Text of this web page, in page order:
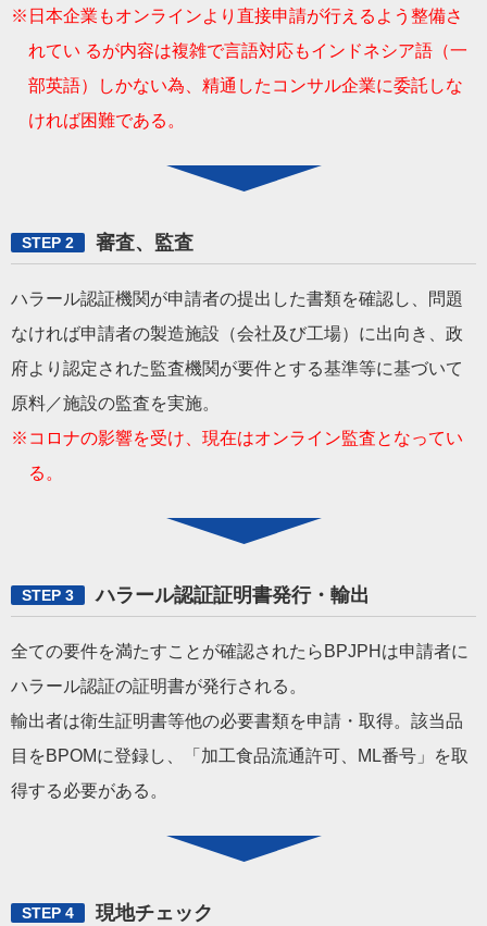
※日本企業もオンラインより直接申請が行えるよう整備さ
れてい るが内容は複雑で言語対応もインドネシア語（一
部英語）しかない為、精通したコンサル企業に委託しな
ければ困難である。
STEP 2 審査、監査
ハラール認証機関が申請者の提出した書類を確認し、問題
なければ申請者の製造施設（会社及び工場）に出向き、政
府より認定された監査機関が要件とする基準等に基づいて
原料／施設の監査を実施。
※コロナの影響を受け、現在はオンライン監査となってい
る。
STEP 3 ハラール認証証明書発行・輸出
全ての要件を満たすことが確認されたらBPJPHは申請者に
ハラール認証の証明書が発行される。
輸出者は衛生証明書等他の必要書類を申請・取得。該当品
目をBPOMに登録し、「加工食品流通許可、ML番号」を取
得する必要がある。
STEP 4 現地チェック